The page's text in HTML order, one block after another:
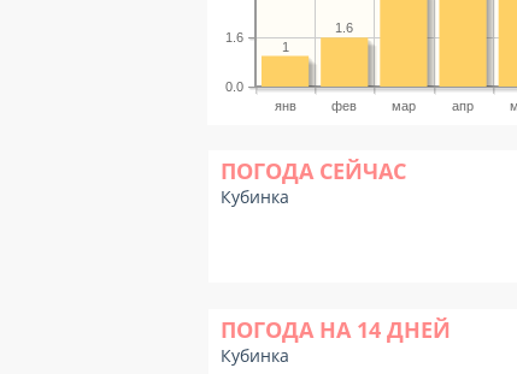
янв фев мар апр
0.0
1.6
1.6
1
ПОГОДА СЕЙЧАС
Кубинка
ПОГОДА НА 14 ДНЕЙ
Кубинка